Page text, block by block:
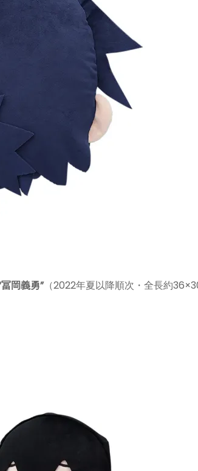
岡義勇”（2022年夏以降順次・全長約